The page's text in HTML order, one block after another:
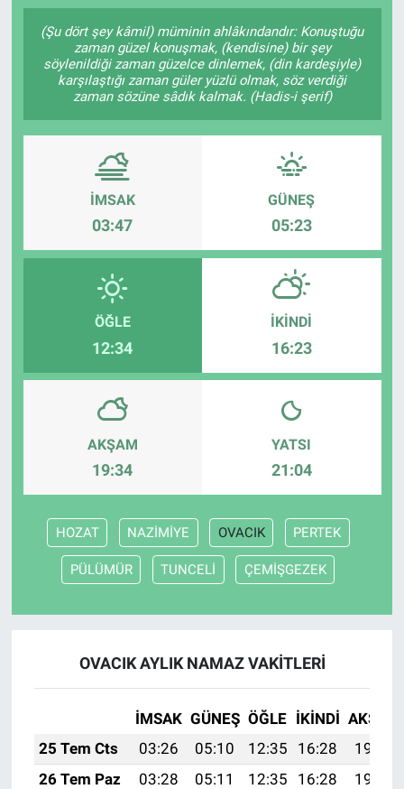
(Şu dört şey kâmil) müminin ahlâkındandır: Konuştuğu
zaman güzel konuşmak, (kendisine) bir şey
söylenildiği zaman güzelce dinlemek, (din kardeşiyle)
karşılaştığı zaman güler yüzlü olmak, söz verdiği
zaman sözüne sâdık kalmak. (Hadis-i şerif)
İMSAK
03:47
GÜNEŞ
05:23
ÖĞLE
12:34
İKINDI
16:23
AKŞAM
19:34
YATSI
21:04
HOZAT NAZİMİYE OVACIK PERTEK
PÜLÜMÜR TUNCELİ ÇEMİŞGEZEK
OVACIK AYLIK NAMAZ VAKITLERI
İMSAK GÜNEŞ ÖĞLE İKINDI AKŞAM
25 Tem Cts
03:26 05:10 12:35 16:28
19:50
26 Tem Paz
03:28 05:11 12:35 16:28
19:49
SAĞLIK
YAŞAM
EĞİTİM
ASAYİŞ
MAGAZİN
KÜLTÜR-SANAT